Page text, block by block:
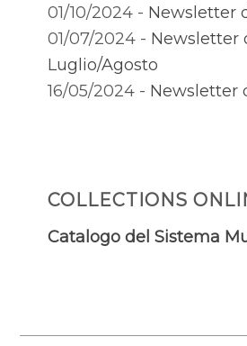
01/10/2024 - Newsletter
01/07/2024 - Newsletter
Luglio/Agosto
16/05/2024 - Newsletter
COLLECTIONS
Catalogo del Sistema